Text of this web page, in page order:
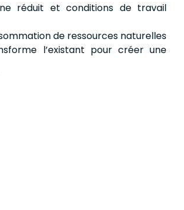
réduit et conditions de travail
de ressources naturelles
l’existant pour créer une